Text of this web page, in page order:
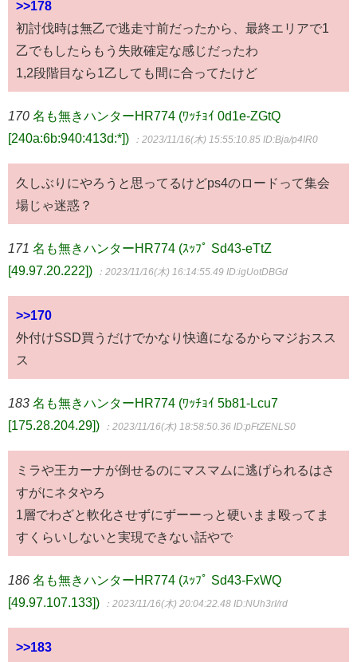
>>178
初討伐時は無乙で逃走寸前だったから、最終エリアで1
乙でもしたらもう失敗確定な感じだったわ
1,2段階目なら1乙しても間に合ってたけど
170 名も無きハンターHR774 (ﾜｯﾁｮｲ 0d1e-ZGtQ
[240a:6b:940:413d:*])
：2023/11/16(木) 15:55:10.85 ID:Bja/p4IR0
久しぶりにやろうと思ってるけどps4のロードって集会
場じゃ迷惑？
171 名も無きハンターHR774 (ｽｯﾌﾟ Sd43-eTtZ
[49.97.20.222])
：2023/11/16(木) 16:14:55.49 ID:igUotDBGd
>>170
外付けSSD買うだけでかなり快適になるからマジおスス
ス
183 名も無きハンターHR774 (ﾜｯﾁｮｲ 5b81-Lcu7
[175.28.204.29])
：2023/11/16(木) 18:58:50.36 ID:pFtZENLS0
ミラや王カーナが倒せるのにマスマムに逃げられるはさ
すがにネタやろ
1層でわざと軟化させずにずーーっと硬いまま殴ってま
すくらいしないと実現できない話やで
186 名も無きハンターHR774 (ｽｯﾌﾟ Sd43-FxWQ
[49.97.107.133])
：2023/11/16(木) 20:04:22.48 ID:NUh3rI/rd
>>183